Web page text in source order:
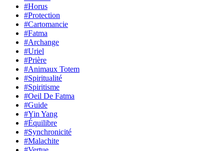
#Horus
#Protection
#Cartomancie
#Fatma
#Archange
#Uriel
#Prière
#Animaux Totem
#Spiritualité
#Spiritisme
#Oeil De Fatma
#Guide
#Yin Yang
#Équilibre
#Synchronicité
#Malachite